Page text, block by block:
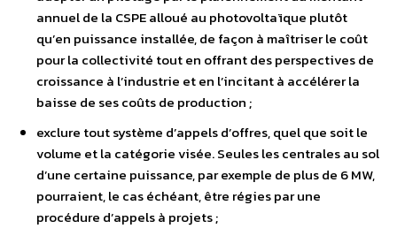
annuel de la CSPE alloué au photovoltaïque plutôt
qu’en puissance installée, de façon à maîtriser le coût
pour la collectivité tout en offrant des perspectives de
croissance à l’industrie et en l’incitant à accélérer la
baisse de ses coûts de production ;
exclure tout système d’appels d’offres, quel que soit le
volume et la catégorie visée. Seules les centrales au sol
d’une certaine puissance, par exemple de plus de 6 MW,
pourraient, le cas échéant, être régies par une
procédure d’appels à projets ;